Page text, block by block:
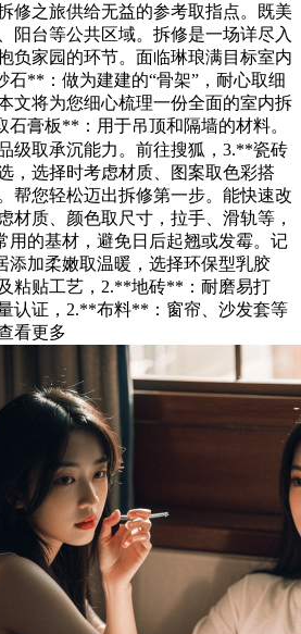
修之旅供给无益的参考取指点。既美
阳台等公共区域。拆修是一场详尽入
负家园的环节。面临琳琅满目标室内
石**：做为建建的“骨架”，耐心取细
文将为您细心梳理一份全面的室内拆
膏板**：用于吊顶和隔墙的材料。
级取承沉能力。前往搜狐，3.**瓷砖
，选择时考虑材质、图案取色彩搭
帮您轻松迈出拆修第一步。能快速改
材质、颜色取尺寸，拉手、滑轨等，
的基材，避免日后起翘或发霉。记
加柔嫩取温暖，选择环保型乳胶
粘贴工艺，2.**地砖**：耐磨易打
认证，2.**布料**：窗帘、沙发套等
看更多